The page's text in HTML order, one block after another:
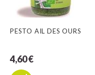
PESTO AIL DES OURS
4,60 €